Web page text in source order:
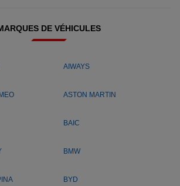
DE VÉHICULES
AIWAYS
ASTON MARTIN
BAIC
BMW
BYD